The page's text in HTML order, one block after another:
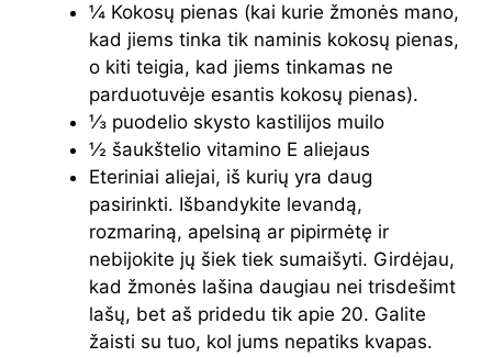
¼ Kokosų pienas (kai kurie žmonės mano,
kad jiems tinka tik naminis kokosų pienas,
o kiti teigia, kad jiems tinkamas ne
parduotuvėje esantis kokosų pienas).
⅓ puodelio skysto kastilijos muilo
½ šaukštelio vitamino E aliejaus
Eteriniai aliejai, iš kurių yra daug
pasirinkti. Išbandykite levandą,
rozmariną, apelsiną ar pipirmėtę ir
nebijokite jų šiek tiek sumaišyti. Girdėjau,
kad žmonės lašina daugiau nei trisdešimt
lašų, ​​bet aš pridedu tik apie 20. Galite
žaisti su tuo, kol jums nepatiks kvapas.